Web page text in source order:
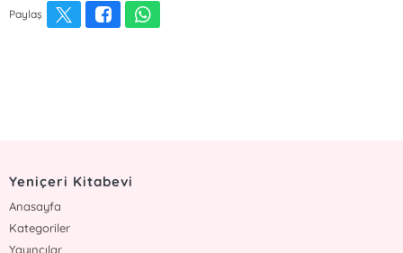
Paylaş
Yeniçeri Kitabevi
Anasayfa
Kategoriler
Yayıncılar